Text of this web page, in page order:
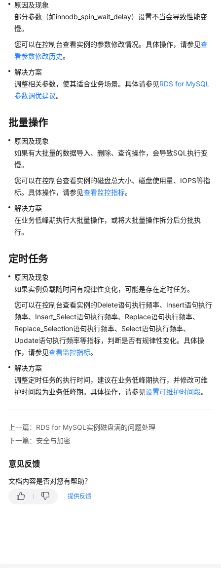
产
品
术
语
多
文
档
用
指
南
扎
比
区
域）
考
布
扎
比
区
域)
用
指
南
（巴
域）
参
考
（巴
原因及现象
部分参数（如innodb_spin_wait_delay）设置不当会导致性能变
慢。
您可以在控制台查看实例的参数修改情况。具体操作，请参见查
看参数修改历史。
解决方案
调整相关参数，使其适合业务场景。具体请参见RDS for MySQL
参数调优建议。
批量操作
原因及现象
如果有大批量的数据导入、删除、查询操作，会导致SQL执行变
慢。
您可以在控制台查看实例的磁盘总大小、磁盘使用量、IOPS等指
标。具体操作，请参见查看监控指标。
解决方案
在业务低峰期执行大批量操作，或将大批量操作拆分后分批执
行。
定时任务
原因及现象
如果实例负载随时间有规律性变化，可能是存在定时任务。
您可以在控制台查看实例的Delete语句执行频率、Insert语句执行
频率、Insert_Select语句执行频率、Replace语句执行频率、
Replace_Selection语句执行频率、Select语句执行频率、
Update语句执行频率等指标，判断是否有规律性变化。具体操
作，请参见查看监控指标。
解决方案
调整定时任务的执行时间，建议在业务低峰期执行，并修改可维
护时间段为业务低峰期。具体操作，请参见设置可维护时间段。
上一篇：RDS for MySQL实例磁盘满的问题处理
下一篇：安全与加密
意见反馈
文档内容是否对您有帮助？
提供反馈